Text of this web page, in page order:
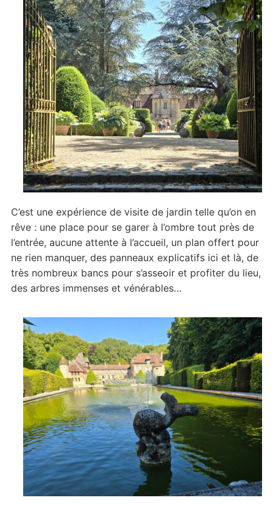
C’est une expérience de visite de jardin telle qu’on en
rêve : une place pour se garer à l’ombre tout près de
l’entrée, aucune attente à l’accueil, un plan offert pour
ne rien manquer, des panneaux explicatifs ici et là, de
très nombreux bancs pour s’asseoir et profiter du lieu,
des arbres immenses et vénérables…